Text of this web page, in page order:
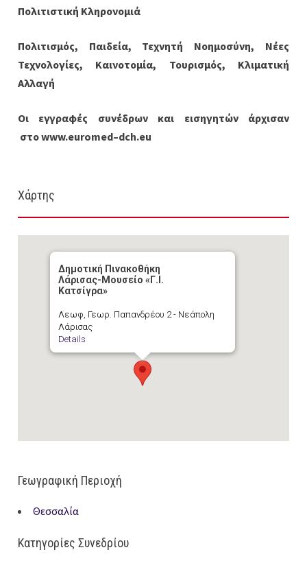
Πολιτιστική Κληρονομιά
Πολιτισμός, Παιδεία, Τεχνητή Νοημοσύνη, Νέες
Τεχνολογίες, Καινοτομία, Τουρισμός, Κλιματική
Αλλαγή
Οι εγγραφές συνέδρων και εισηγητών άρχισαν
στοwww.euromed–dch.eu
Χάρτης
Δημοτική Πινακοθήκη
Λάρισας-Μουσείο «Γ.Ι.
Κατσίγρα»
Λεωφ, Γεωρ. Παπανδρέου 2 - Νεάπολη
Λάρισας
Details
Γεωγραφική Περιοχή
Θεσσαλία
Κατηγορίες Συνεδρίου